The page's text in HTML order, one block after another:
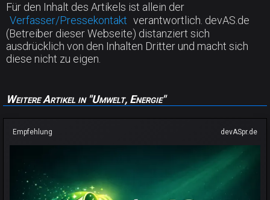
Für den Inhalt des Artikels ist allein der
Verfasser/Pressekontakt verantwortlich. devAS.de
(Betreiber dieser Webseite) distanziert sich
ausdrücklich von den Inhalten Dritter und macht sich
diese nicht zu eigen.
Weitere Artikel in "Umwelt, Energie"
Empfehlung devASpr.de